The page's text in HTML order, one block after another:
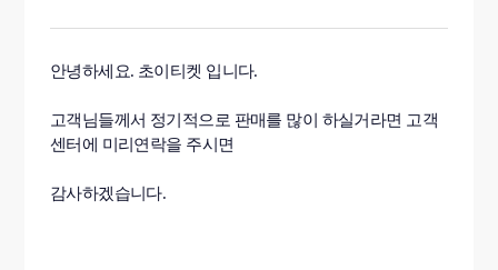
안녕하세요. 초이티켓 입니다.
고객님들께서 정기적으로 판매를 많이 하실거라면 고객
센터에 미리연락을 주시면
감사하겠습니다.